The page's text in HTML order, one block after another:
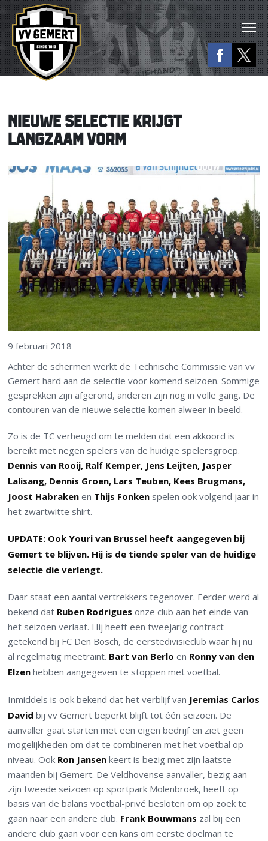
NIEUWE SELECTIE KRIJGT
LANGZAAM VORM
9 februari 2018
Achter de schermen werkt de Technische Commissie van vv
Gemert hard aan de selectie voor komend seizoen. Sommige
gesprekken zijn afgerond, anderen zijn nog in volle gang. De
contouren van de nieuwe selectie komen alweer in beeld.
Zo is de TC verheugd om te melden dat een akkoord is
bereikt met negen spelers van de huidige spelersgroep.
Dennis van Rooij, Ralf Kemper, Jens Leijten, Jasper
Lalisang, Dennis Groen, Lars Teuben, Kees Brugmans,
Joost Habraken en Thijs Fonken spelen ook volgend jaar in
het zwartwitte shirt.
UPDATE: Ook Youri van Brussel heeft aangegeven bij
Gemert te blijven. Hij is de tiende speler van de huidige
selectie die verlengt.
Daar staat een aantal vertrekkers tegenover. Eerder werd al
bekend dat Ruben Rodrigues onze club aan het einde van
het seizoen verlaat. Hij heeft een tweejarig contract
getekend bij FC Den Bosch, de eerstedivisieclub waar hij nu
al regelmatig meetraint. Bart van Berlo en Ronny van den
Elzen hebben aangegeven te stoppen met voetbal.
Inmiddels is ook bekend dat het verblijf van Jeremias Carlos
David bij vv Gemert beperkt blijft tot één seizoen. De
aanvaller gaat starten met een eigen bedrijf en ziet geen
mogelijkheden om dat te combineren met het voetbal op
niveau. Ook Ron Jansen keert is bezig met zijn laatste
maanden bij Gemert. De Veldhovense aanvaller, bezig aan
zijn tweede seizoen op sportpark Molenbroek, heeft op
basis van de balans voetbal-privé besloten om op zoek te
gaan naar een andere club. Frank Bouwmans zal bij een
andere club gaan voor een kans om eerste doelman te